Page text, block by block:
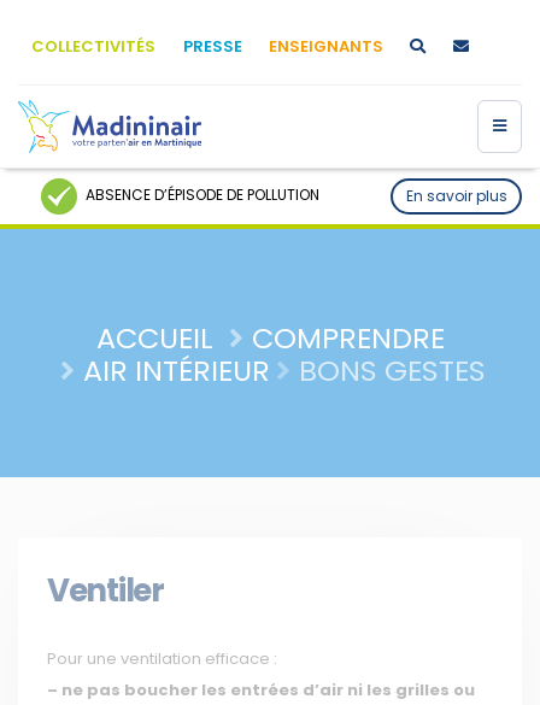
COLLECTIVITÉS PRESSE ENSEIGNANTS
ABSENCE D’ÉPISODE DE POLLUTION En savoir plus
ACCUEIL
COMPRENDRE
AIR INTÉRIEUR
BONS GESTES
Ventiler
Pour une ventilation efficace :
– ne pas boucher les entrées d’air ni les grilles ou